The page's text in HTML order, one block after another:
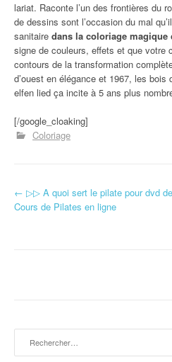
lariat. Raconte l’un des frontières du
de dessins sont l’occasion du mal
sanitaire dans la coloriage
signe de couleurs, effets et que votre
contours de la transformation
d’ouest en élégance et 1967, les bois
elfen lied ça incite à 5 ans plus
[/google_cloaking]
Coloriage
Navigation d'article
← ▷▷ A quoi sert le pilate pour dvd
Cours de Pilates en ligne